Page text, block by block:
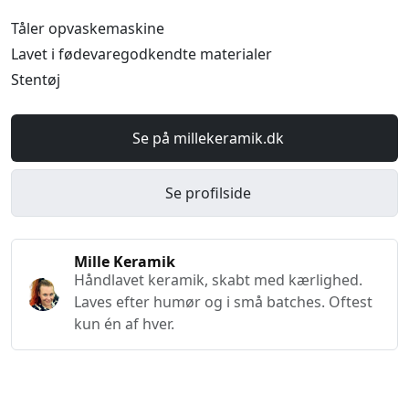
Tåler opvaskemaskine
Lavet i fødevaregodkendte materialer
Stentøj
Se på millekeramik.dk
Se profilside
Mille Keramik
Håndlavet keramik, skabt med kærlighed.
Laves efter humør og i små batches. Oftest
kun én af hver.